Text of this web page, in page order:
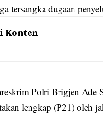
tersangka dugaan
Konten
Polri Brigjen Ade
lengkap (P21) oleh